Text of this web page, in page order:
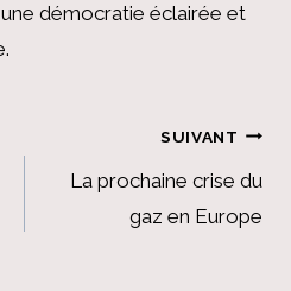
démocratie éclairée et
SUIVANT
La prochaine crise du
gaz en Europe